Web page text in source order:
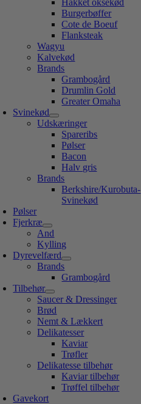
Hakket oksekød
Burgerbøffer
Cote de Boeuf
Flanksteak
Wagyu
Kalvekød
Brands
Grambogård
Drumlin Gold
Greater Omaha
Svinekød
Udskæringer
Spareribs
Pølser
Bacon
Halv gris
Brands
Berkshire/Kurobuta-
Svinekød
Pølser
Fjerkræ
And
Kylling
Dyrevelfærd
Brands
Grambogård
Tilbehør
Saucer & Dressinger
Brød
Nemt & Lækkert
Delikatesser
Kaviar
Trøfler
Delikatesse tilbehør
Kaviar tilbehør
Trøffel tilbehør
Gavekort